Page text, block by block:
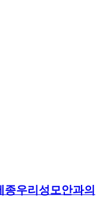
우리성모안과의